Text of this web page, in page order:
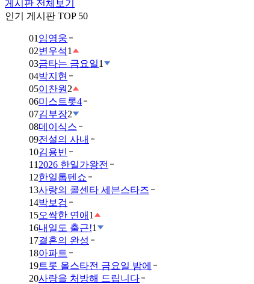
게시판 전체보기
인기 게시판 TOP 50
01 임영웅
02변우석1
03금타는 금요일1
04박지현
05이찬원 2
06미스트롯4
07김부장2
08데이식스
09전설의 사내
10김용빈
11 2026 한일가왕전
12한일톱텐쇼
13사랑의 콜센타 세븐스타즈
14박보검
15오싹한 연애 1
16내일도 출근!1
17결혼의 완성
18아파트
19트롯 올스타전 금요일 밤에
20사랑을 처방해 드립니다